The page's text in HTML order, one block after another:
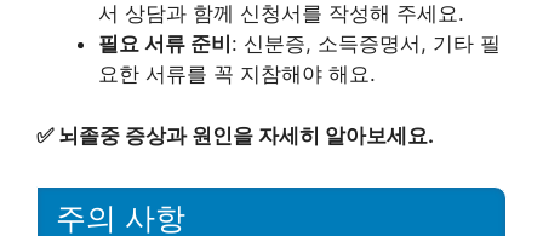
서 상담과 함께 신청서를 작성해 주세요.
필요 서류 준비 : 신분증, 소득증명서, 기타 필
요한 서류를 꼭 지참해야 해요.
✅ 뇌졸중 증상과 원인을 자세히 알아보세요.
주의 사항